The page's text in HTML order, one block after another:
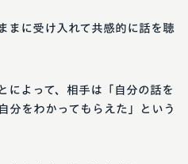
まに受け入れて共感的に話を聴
によって、相手は「自分の話を
分をわかってもらえた」という